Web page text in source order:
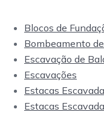
Blocos de
Bombeamento
Escavação de
Escavações
Estacas
Estacas